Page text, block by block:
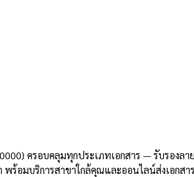
ครอบคลุมทุกประเภทเอกสาร — รับรองล
ร้อมบริการสาขาใกล้คุณและออนไลน์ส่งเอกสา